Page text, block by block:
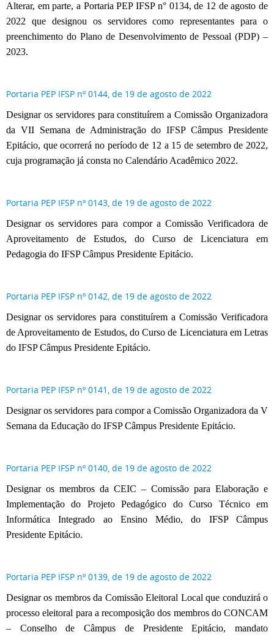
Alterar, em parte, a Portaria PEP IFSP n° 0134, de 12 de agosto de
2022 que designou os servidores como representantes para o
preenchimento do Plano de Desenvolvimento de Pessoal (PDP) –
2023.
Portaria PEP IFSP nº 0144, de 19 de agosto de 2022
Designar os servidores para constituírem a Comissão Organizadora
da VII Semana de Administração do IFSP Câmpus Presidente
Epitácio, que ocorrerá no período de 12 a 15 de setembro de 2022,
cuja programação já consta no Calendário Acadêmico 2022.
Portaria PEP IFSP nº 0143, de 19 de agosto de 2022
Designar os servidores para compor a Comissão Verificadora de
Aproveitamento de Estudos, do Curso de Licenciatura em
Pedagogia do IFSP Câmpus Presidente Epitácio.
Portaria PEP IFSP nº 0142, de 19 de agosto de 2022
Designar os servidores para constituírem a Comissão Verificadora
de Aproveitamento de Estudos, do Curso de Licenciatura em Letras
do IFSP Câmpus Presidente Epitácio.
Portaria PEP IFSP nº 0141, de 19 de agosto de 2022
Designar os servidores para compor a Comissão Organizadora da V
Semana da Educação do IFSP Câmpus Presidente Epitácio.
Portaria PEP IFSP nº 0140, de 19 de agosto de 2022
Designar os membros da CEIC – Comissão para Elaboração e
Implementação do Projeto Pedagógico do Curso Técnico em
Informática Integrado ao Ensino Médio, do IFSP Câmpus
Presidente Epitácio.
Portaria PEP IFSP nº 0139, de 19 de agosto de 2022
Designar os membros da Comissão Eleitoral Local que conduzirá o
processo eleitoral para a recomposição dos membros do CONCAM
– Conselho de Câmpus de Presidente Epitácio, mandato